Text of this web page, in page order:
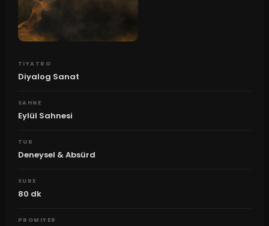
TIYATRO
Diyalog Sanat
SAHNE
Eylül Sahnesi
TUR
Deneysel & Absürd
SURE
80 dk
PROMIYER